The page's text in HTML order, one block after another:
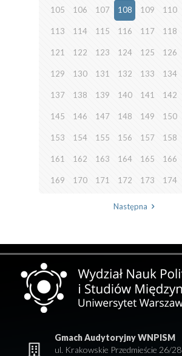
105 106 107 108 109 110
113 114 115 116 117 118
121 122 123 124 125 126
129 130 131 132 133 134
137 138 139 140 141 142
145 146 147 148 149 150
153 154 155 156 157 158
161 162 163 164 165 166
169 170 171 172 173 174
Następna
Gmach Audytoryjny WNPISM
ul. Krakowskie Przedmieście 26/28